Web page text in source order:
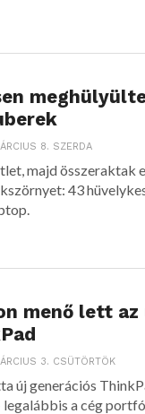
8. SZERDA
majd összeraktak
43
menő lett az
3. CSÜTÖRTÖK
új generációs
a cég